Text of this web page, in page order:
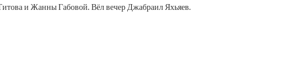
и Жанны Габовой. Вёл вечер Джабраил Яхьяев.